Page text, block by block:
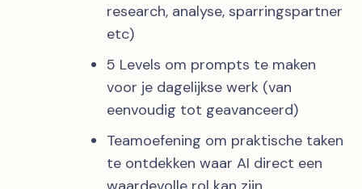
research, analyse, sparringspartner
etc)
5 Levels om prompts te maken
voor je dagelijkse werk (van
eenvoudig tot geavanceerd)
Teamoefening om praktische taken
te ontdekken waar AI direct een